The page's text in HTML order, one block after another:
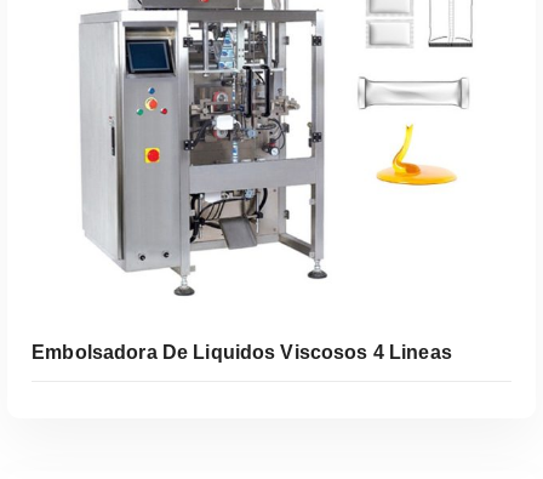
Leer Más
Embolsadora De Liquidos Viscosos 4 Lineas